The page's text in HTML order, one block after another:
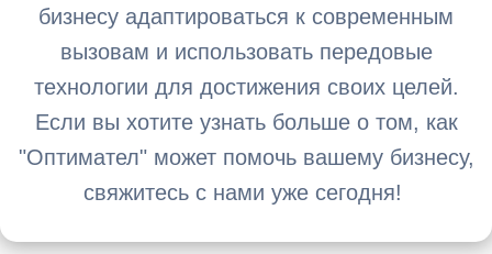
бизнесу адаптироваться к современным
вызовам и использовать передовые
технологии для достижения своих целей.
Если вы хотите узнать больше о том, как
"Оптимател" может помочь вашему бизнесу,
свяжитесь с нами уже сегодня!